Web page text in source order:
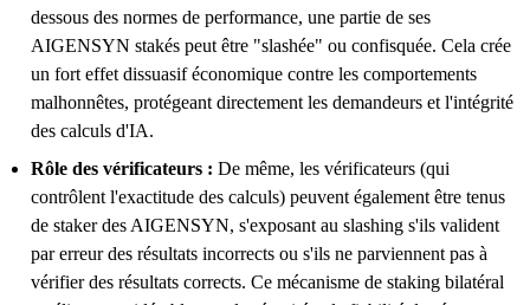
dessous des normes de performance, une partie de ses
AIGENSYN stakés peut être "slashée" ou confisquée. Cela crée
un fort effet dissuasif économique contre les comportements
malhonnêtes, protégeant directement les demandeurs et l'intégrité
des calculs d'IA.
Rôle des vérificateurs : De même, les vérificateurs (qui
contrôlent l'exactitude des calculs) peuvent également être tenus
de staker des AIGENSYN, s'exposant au slashing s'ils valident
par erreur des résultats incorrects ou s'ils ne parviennent pas à
vérifier des résultats corrects. Ce mécanisme de staking bilatéral